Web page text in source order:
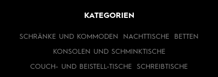
KATEGORIEN
SCHRÄNKE UND KOMMODEN NACHTTISCHE BETTEN
KONSOLEN UND SCHMINKTISCHE
COUCH- UND BEISTELL-TISCHE SCHREIBTISCHE